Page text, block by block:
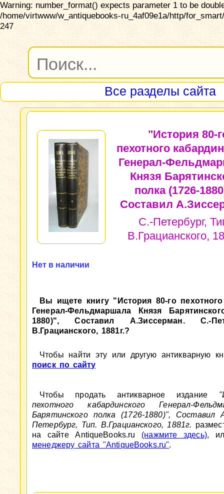
Warning: number_format() expects parameter 1 to be
/home/virtwww/w_antiquebooks-ru_4af09e1a/http/
247
Все разделы сайта
"История 80-
пехотного
Генерал-
Князя
полка (1726-
Составил
С.-Петербург,
В.Грацианского,
Нет в наличии
Вы ищете книгу "История 80-го пехотного
Генерал-Фельдмаршала Князя
1880)", Составил А.Зиссерман. С.-
В.Грацианского, 1881г.?
Чтобы найти эту или другую антикварную
поиск по сайту
Чтобы продать антикварное издание
пехотного кабардинского Генерал-
Барятинского полка (1726-1880)", Составил
Петербург, Тип. В.Грацианского, 1881г.
на сайте AntiqueBooks.ru (нажмите здесь),
менеджеру сайта "AntiqueBooks.ru".